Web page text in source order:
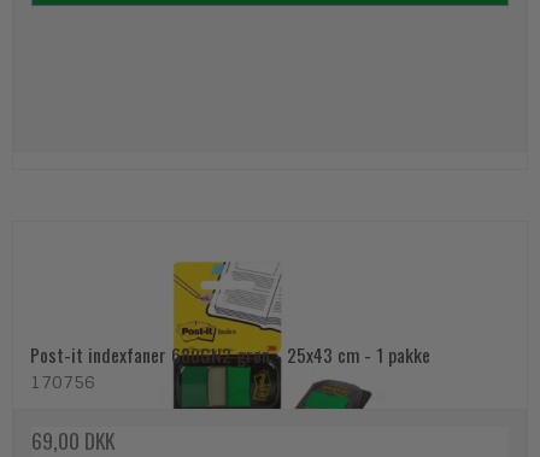
Post-it indexfaner 680GN2 grøn - 25x43 cm - 1 pakke
170756
69,00 DKK